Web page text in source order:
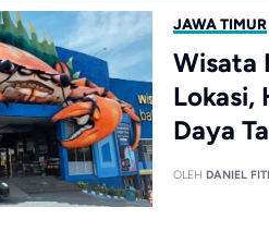
JAWA TIMUR
Wisata
Lokasi,
Daya
OLEH DANIEL